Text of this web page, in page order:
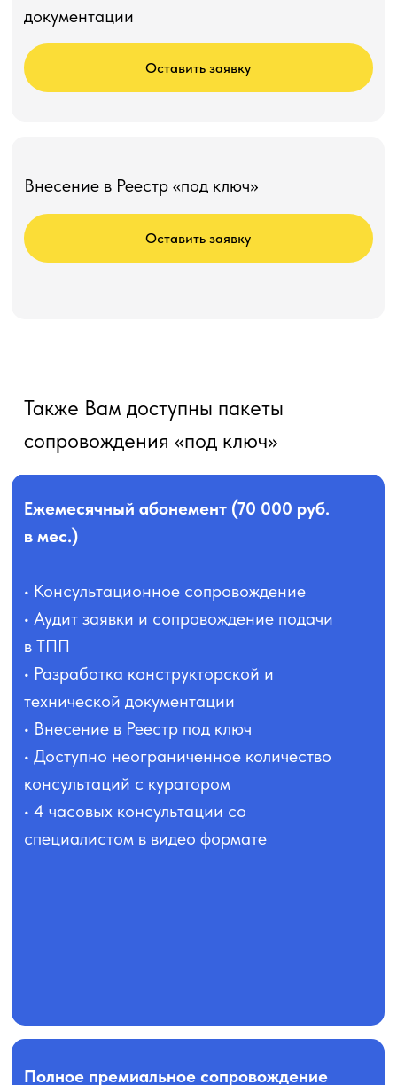
документации
Внесение в Реестр «под ключ»
Оставить заявку
Оставить заявку
Также Вам доступны пакеты
сопровождения «под ключ»
Ежемесячный абонемент (70 000 руб.
в мес.)
• Консультационное сопровождение
• Аудит заявки и сопровождение подачи
в ТПП
• Разработка конструкторской и
технической документации
• Внесение в Реестр под ключ
• Доступно неограниченное количество
консультаций с куратором
• 4 часовых консультации со
специалистом в видео формате
Полное премиальное сопровождение